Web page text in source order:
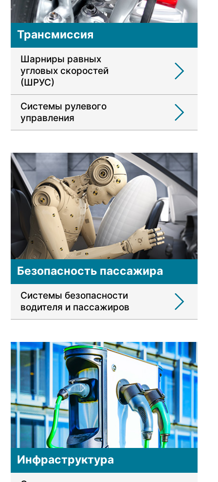
Трансмиссия
Шарниры равных
угловых скоростей
(ШРУС)
Системы рулевого
управления
Безопасность пассажира
Системы безопасности
водителя и пассажиров
Инфраструктура